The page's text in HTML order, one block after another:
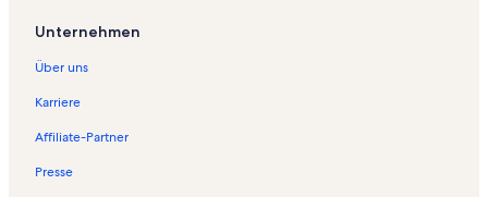
Unternehmen
Über uns
Karriere
Affiliate-Partner
Presse